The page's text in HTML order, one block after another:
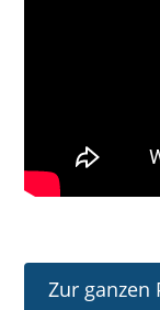
Zur ganzen